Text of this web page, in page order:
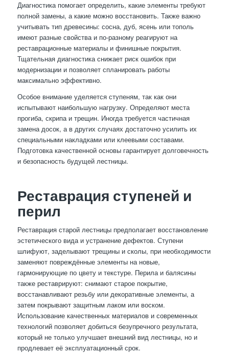
Диагностика помогает определить, какие элементы требуют
полной замены, а какие можно восстановить. Также важно
учитывать тип древесины: сосна, дуб, ясень или тополь
имеют разные свойства и по-разному реагируют на
реставрационные материалы и финишные покрытия.
Тщательная диагностика снижает риск ошибок при
модернизации и позволяет спланировать работы
максимально эффективно.
Особое внимание уделяется ступеням, так как они
испытывают наибольшую нагрузку. Определяют места
прогиба, скрипа и трещин. Иногда требуется частичная
замена досок, а в других случаях достаточно усилить их
специальными накладками или клеевыми составами.
Подготовка качественной основы гарантирует долговечность
и безопасность будущей лестницы.
Реставрация ступеней и
перил
Реставрация старой лестницы предполагает восстановление
эстетического вида и устранение дефектов. Ступени
шлифуют, заделывают трещины и сколы, при необходимости
заменяют повреждённые элементы на новые,
гармонирующие по цвету и текстуре. Перила и балясины
также реставрируют: снимают старое покрытие,
восстанавливают резьбу или декоративные элементы, а
затем покрывают защитным лаком или воском.
Использование качественных материалов и современных
технологий позволяет добиться безупречного результата,
который не только улучшает внешний вид лестницы, но и
продлевает её эксплуатационный срок.